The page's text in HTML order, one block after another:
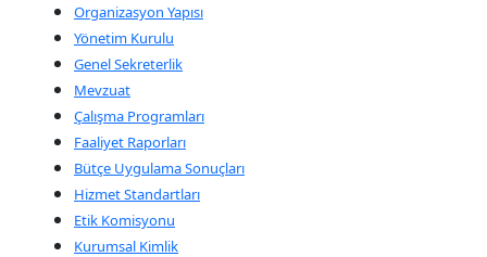
Organizasyon Yapısı
Yönetim Kurulu
Genel Sekreterlik
Mevzuat
Çalışma Programları
Faaliyet Raporları
Bütçe Uygulama Sonuçları
Hizmet Standartları
Etik Komisyonu
Kurumsal Kimlik